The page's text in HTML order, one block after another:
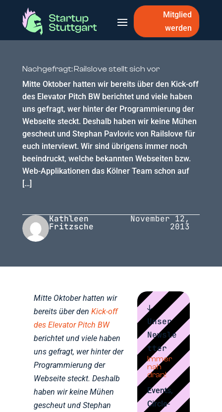
Mitglied
werden
Nachgefragt: Railslove stellt sich vor
Mitte Oktober hatten wir bereits über den Kick-off
des Elevator Pitch BW berichtet und viele haben
uns gefragt, wer hinter der Programmierung der
Webseite steckt. Deshalb haben wir keine Mühen
gescheut und Stephan Pavlovic von Railslove für
euch interviewt. Wir sind übrigens immer noch
beeindruckt, welche bekannten Webseiten bzw.
Web-Applikationen das Kölner Team schon auf
[…]
Kathleen
Fritzsche
November 12,
2013
Mitte Oktober hatten wir
bereits über denKick-off
des Elevator Pitch BW
berichtet und viele haben
uns gefragt, wer hinter der
Programmierung der
Webseite steckt. Deshalb
haben wir keine Mühen
gescheut und Stephan
↓
Unser
Newsle
tter
Immer
nah
dran!
Events,
Circle-